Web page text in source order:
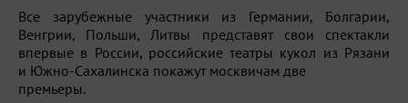
Все зарубежные участники из Германии, Болгарии,
Венгрии, Польши, Литвы представят свои спектакли
впервые в России, российские театры кукол из Рязани
и Южно-Сахалинска покажут москвичам две
премьеры.